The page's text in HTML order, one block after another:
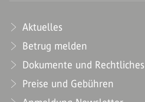
Aktuelles
Betrug melden
Dokumente und Rechtliches
Preise und Gebühren